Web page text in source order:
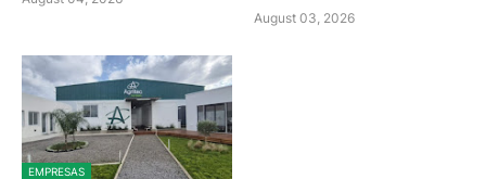
August 03, 2026
EMPRESAS